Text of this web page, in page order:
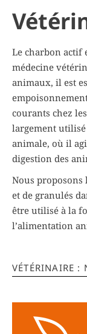
Le charbon actif
médecine
animaux, il est
courants chez
largement
animale, où il
digestion des
Nous
et de granulés
être utilisé à la
l’alimentation
VÉTÉRINAIRE :